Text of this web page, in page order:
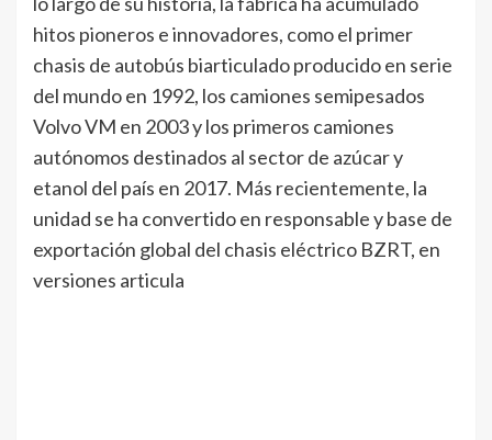
hitos pioneros e innovadores, como el primer
chasis de autobús biarticulado producido en serie
del mundo en 1992, los camiones semipesados
Volvo VM en 2003 y los primeros camiones
autónomos destinados al sector de azúcar y
etanol del país en 2017. Más recientemente, la
unidad se ha convertido en responsable y base de
exportación global del chasis eléctrico BZRT, en
versiones articula